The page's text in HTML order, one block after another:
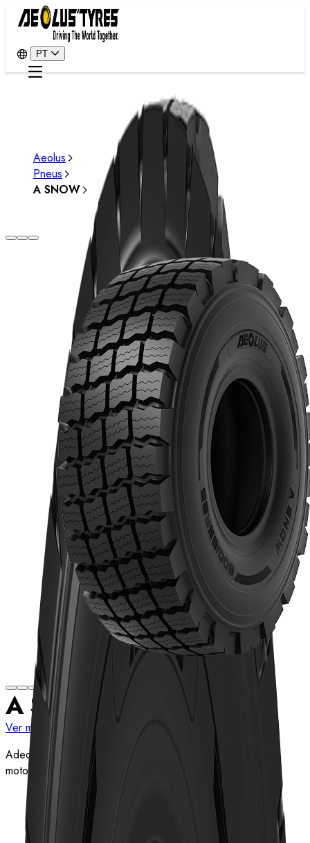
PT
Aeolus
Pneus
A SNOW
A SNOW
Ver mais medidas
Adequado para carregadeiras, caminhões basculantes e
motoniveladoras em áreas com neve.
Ver detalhes